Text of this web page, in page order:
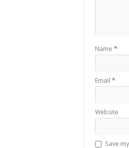
Name *
Email *
Website
Save